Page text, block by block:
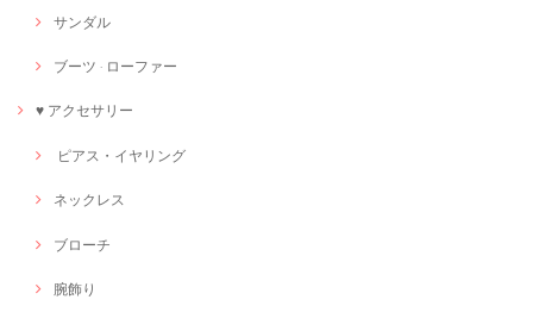
サンダル
ブーツ · ローファー
♥ アクセサリー
ピアス・イヤリング
ネックレス
ブローチ
腕飾り